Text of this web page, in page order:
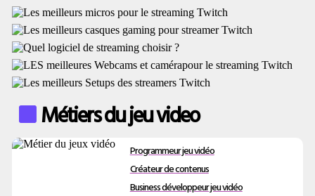
Métiers du jeu video
Programmeur jeu vidéo
Créateur de contenus
Business développeur jeu vidéo